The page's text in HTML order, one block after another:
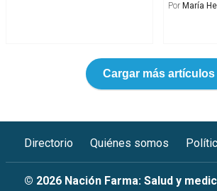
Por María
Cargar más artículos
Directorio Quiénes somos
© 2026 Nación Farma: Salud y